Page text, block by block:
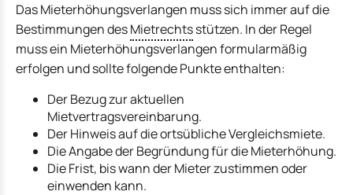
Das Mieterhöhungsverlangen muss sich immer auf die
Bestimmungen desMietrechtsstützen. In der Regel
muss ein Mieterhöhungsverlangen formularmäßig
erfolgen und sollte folgende Punkte enthalten:
Der Bezug zur aktuellen
Mietvertragsvereinbarung.
Der Hinweis auf die ortsübliche Vergleichsmiete.
Die Angabe der Begründung für die Mieterhöhung.
Die Frist, bis wann der Mieter zustimmen oder
einwenden kann.